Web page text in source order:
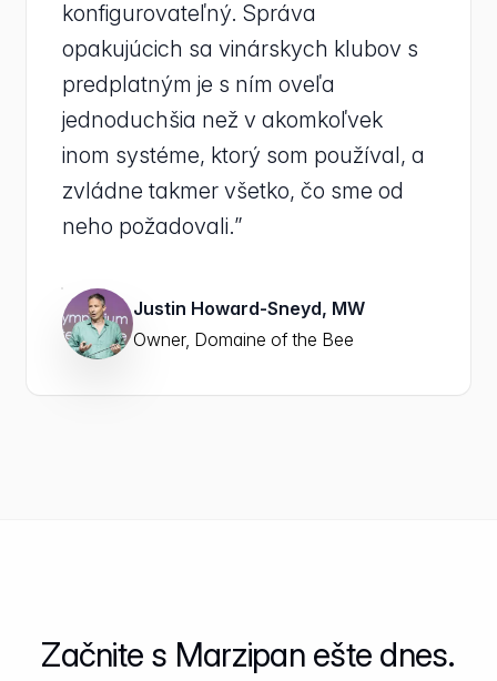
konfigurovateľný. Správa
opakujúcich sa vinárskych klubov s
predplatným je s ním oveľa
jednoduchšia než v akomkoľvek
inom systéme, ktorý som používal, a
zvládne takmer všetko, čo sme od
neho požadovali.”
Justin Howard-Sneyd, MW
Owner, Domaine of the Bee
Začnite s Marzipan ešte dnes.